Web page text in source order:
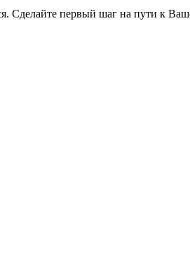
Сделайте первый шаг на пути к